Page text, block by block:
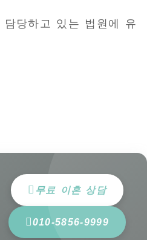
당하고 있는 법원에 유
무료 이혼 상담
010-5856-9999